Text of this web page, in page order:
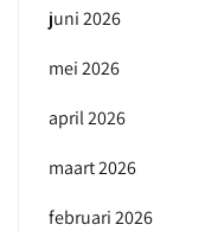
juni 2026
mei 2026
april 2026
maart 2026
februari 2026